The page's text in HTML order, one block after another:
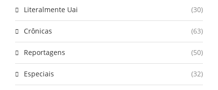
Literalmente Uai (30)
Crônicas (63)
Reportagens (50)
Especiais (32)